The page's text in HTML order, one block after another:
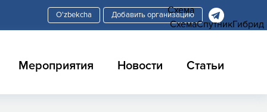
Добавить организацию
Мероприятия Новости Статьи
Схема
СхемаСпутникГибрид